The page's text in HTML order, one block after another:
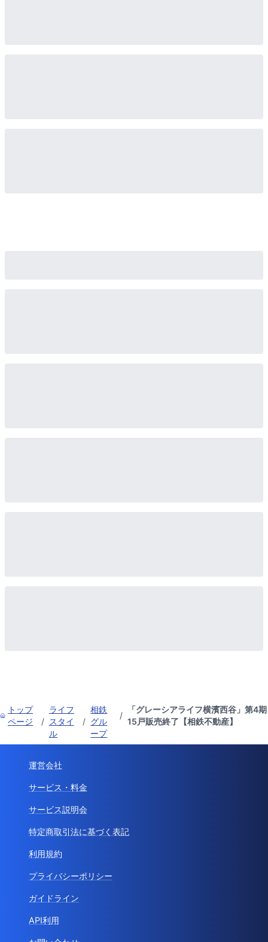
トップ
ページ
/
ライフ
スタイ
ル
/
相鉄
グル
ープ
/
「グレーシアライフ横濱西谷」第4期
15戸販売終了【相鉄不動産】
運営会社
サービス・料金
サービス説明会
特定商取引法に基づく表記
利用規約
プライバシーポリシー
ガイドライン
API利用